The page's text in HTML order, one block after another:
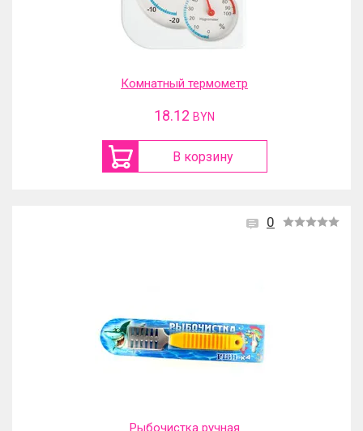
Комнатный термометр
18.12 BYN
В корзину
0
Рыбочистка ручная